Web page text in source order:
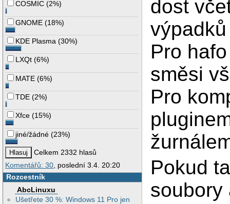
COSMIC (2%)
GNOME (18%)
KDE Plasma (30%)
LXQt (6%)
MATE (6%)
TDE (2%)
Xfce (15%)
jiné/žádné (23%)
Celkem 2332 hlasů
Komentářů: 30, poslední 3.4. 20:20
Rozcestník
AbcLinuxu
Ušetřete 30 %: Windows 11 Pro jen
dost
Pro
směsi
Pro
Pokud
soubory